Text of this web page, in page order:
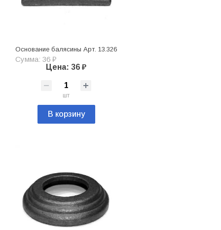
Основание балясины Арт. 13.326
Сумма: 36 ₽
Цена: 36 ₽
шт
В корзину